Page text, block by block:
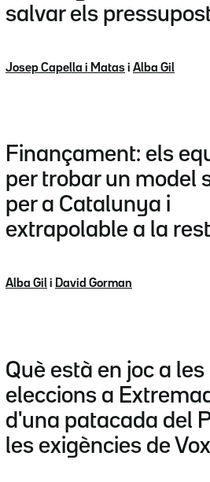
salvar els
Josep Capella i Matas i Alba Gil
Finançament: els
per trobar un model
per a Catalunya i
extrapolable a la
Alba Gil i David Gorman
Què està en joc a les
eleccions a
d'una patacada del
les exigències de